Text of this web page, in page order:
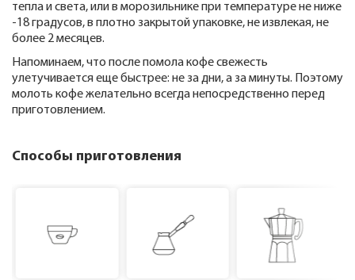
тепла и света, или в морозильнике при температуре не ниже
-18 градусов, в плотно закрытой упаковке, не извлекая, не
более 2 месяцев.
Напоминаем, что после помола кофе свежесть
улетучивается еще быстрее: не за дни, а за минуты. Поэтому
молоть кофе желательно всегда непосредственно перед
приготовлением.
Способы приготовления